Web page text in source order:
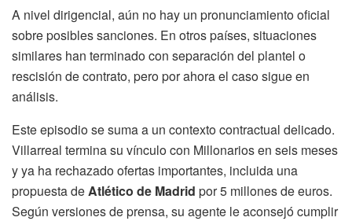
A nivel dirigencial, aún no hay un pronunciamiento oficial
sobre posibles sanciones. En otros países, situaciones
similares han terminado con separación del plantel o
rescisión de contrato, pero por ahora el caso sigue en
análisis.
Este episodio se suma a un contexto contractual delicado.
Villarreal termina su vínculo con Millonarios en seis meses
y ya ha rechazado ofertas importantes, incluida una
propuesta deAtlético de Madrid por 5 millones de euros.
Según versiones de prensa, su agente le aconsejó cumplir